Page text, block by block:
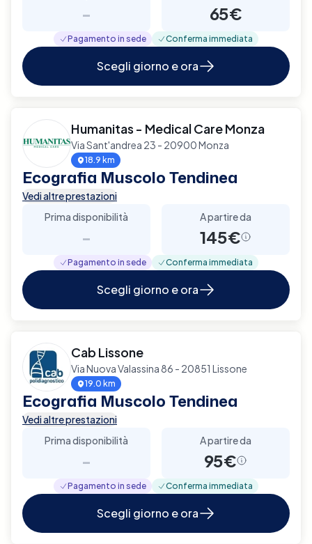
- 65€
Pagamento in sede Conferma immediata
Scegli giorno e ora
Humanitas - Medical Care Monza
Via Sant'andrea 23 - 20900 Monza
18.9 km
Ecografia Muscolo Tendinea
Vedi altre prestazioni
Prima disponibilità
-
A partire da
145€
Pagamento in sede Conferma immediata
Scegli giorno e ora
Cab Lissone
Via Nuova Valassina 86 - 20851 Lissone
19.0 km
Ecografia Muscolo Tendinea
Vedi altre prestazioni
Prima disponibilità
-
A partire da
95€
Pagamento in sede Conferma immediata
Scegli giorno e ora